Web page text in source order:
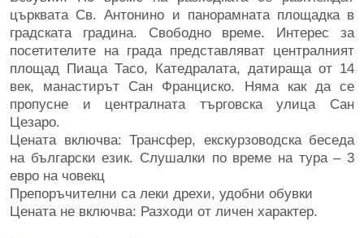
църквата Св. Антонино и панорамната площадка в
градската градина. Свободно време. Интерес за
посетителите на града представляват централният
площад Пиаца Тасо, Катедралата, датираща от 14
век, манастирът Сан Франциско. Няма как да се
пропусне и централната търговска улица Сан
Цезаро.
Цената включва: Трансфер, екскурзоводска беседа
на български език. Слушалки по време на тура – 3
евро на човекц
Препоръчителни са леки дрехи, удобни обувки
Цената не включва: Разходи от личен характер.